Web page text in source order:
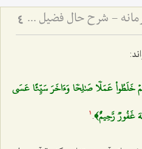
تعظیم بزرگان و نقد محترمانه - شرح حال فضیل بن عیاض و بِشر حافی و تبیین روش صحیح نقد بزرگان 4
خَلَطُواْ عَمَلٗا صَٰلِحٗا وَءَاخَرَ سَيِّئًا عَسَى
غَفُورٞ رَّحِيمٌ﴾.
1